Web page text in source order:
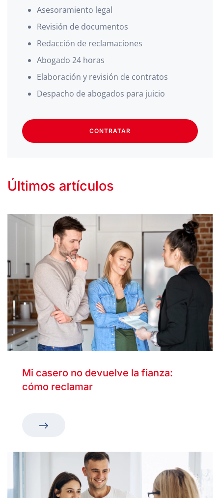
Asesoramiento legal
Revisión de documentos
Redacción de reclamaciones
Abogado 24 horas
Elaboración y revisión de contratos
Despacho de abogados para juicio
CONTRATAR
Últimos artículos
Mi casero no devuelve la fianza:
cómo reclamar